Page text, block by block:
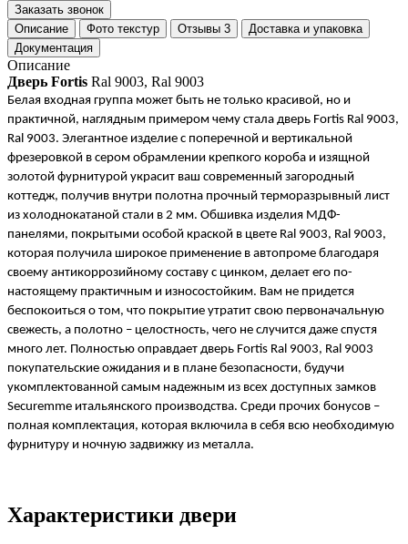
Заказать звонок
Описание
Фото текстур Отзывы 3
Доставка и упаковка
Документация
Описание
Дверь Fortis Ral 9003, Ral 9003
Белая входная группа может быть не только красивой, но и
практичной, наглядным примером чему стала дверь Fortis Ral 9003,
Ral 9003. Элегантное изделие с поперечной и вертикальной
фрезеровкой в сером обрамлении крепкого короба и изящной
золотой фурнитурой украсит ваш современный загородный
коттедж, получив внутри полотна прочный терморазрывный лист
из холоднокатаной стали в 2 мм. Обшивка изделия МДФ-
панелями, покрытыми особой краской в цвете Ral 9003, Ral 9003,
которая получила широкое применение в автопроме благодаря
своему антикоррозийному составу с цинком, делает его по-
настоящему практичным и износостойким. Вам не придется
беспокоиться о том, что покрытие утратит свою первоначальную
свежесть, а полотно – целостность, чего не случится даже спустя
много лет. Полностью оправдает дверь Fortis Ral 9003, Ral 9003
покупательские ожидания и в плане безопасности, будучи
укомплектованной самым надежным из всех доступных замков
Securemme итальянского производства. Среди прочих бонусов –
полная комплектация, которая включила в себя всю необходимую
фурнитуру и ночную задвижку из металла.
Характеристики двери